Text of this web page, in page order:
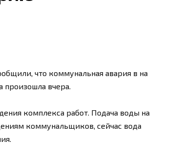
что коммунальная авария в на
произошла вчера.
комплекса работ. Подача воды на
коммунальщиков, сейчас вода